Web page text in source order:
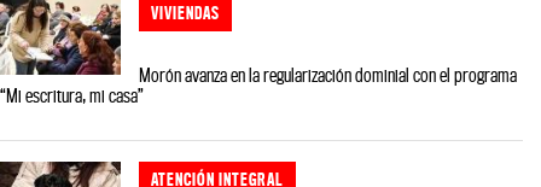
VIVIENDAS
Morón avanza en la regularización dominial con el programa
“Mi escritura, mi casa”
ATENCIÓN INTEGRAL